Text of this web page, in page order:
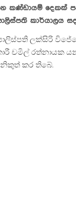
කණ්ඩායම් දෙකක්
කාර්යාලය
ලක්සිරි
චමිල් රත්නායක
කර තිබේ.